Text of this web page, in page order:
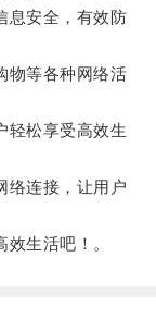
安全，有效防
等各种网络活
松享受高效生
连接，让用户
生活吧！。